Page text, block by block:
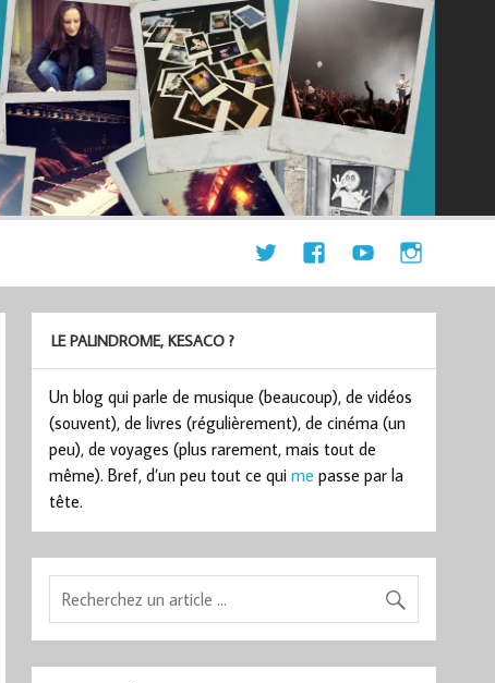
LE PALINDROME, KESACO ?
Un blog qui parle de musique (beaucoup), de vidéos
(souvent), de livres (régulièrement), de cinéma (un
peu), de voyages (plus rarement, mais tout de
même). Bref, d’un peu tout ce quime passe par la
tête.